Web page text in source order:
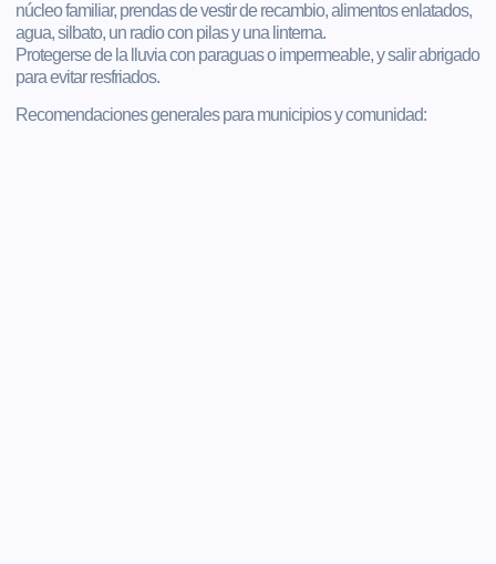
núcleo familiar, prendas de vestir de recambio, alimentos enlatados,
agua, silbato, un radio con pilas y una linterna.
Protegerse de la lluvia con paraguas o impermeable, y salir abrigado
para evitar resfriados.
Recomendaciones generales para municipios y comunidad: